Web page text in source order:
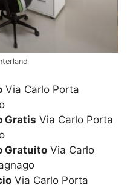
Via Carlo Porta
Gratis Via Carlo Porta
Gratuito Via Carlo
Via Carlo Porta